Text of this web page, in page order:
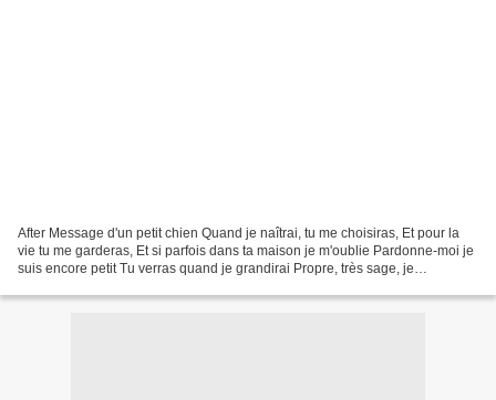
After Message d'un petit chien Quand je naîtrai, tu me choisiras, Et pour la
vie tu me garderas, Et si parfois dans ta maison je m'oublie Pardonne-moi je
suis encore petit Tu verras quand je grandirai Propre, très sage, je